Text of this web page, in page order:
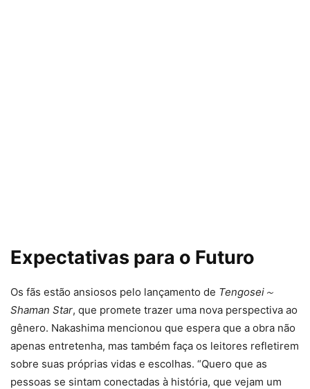
Expectativas para o Futuro
Os fãs estão ansiosos pelo lançamento de Tengosei～
Shaman Star, que promete trazer uma nova perspectiva ao
gênero. Nakashima mencionou que espera que a obra não
apenas entretenha, mas também faça os leitores refletirem
sobre suas próprias vidas e escolhas. “Quero que as
pessoas se sintam conectadas à história, que vejam um